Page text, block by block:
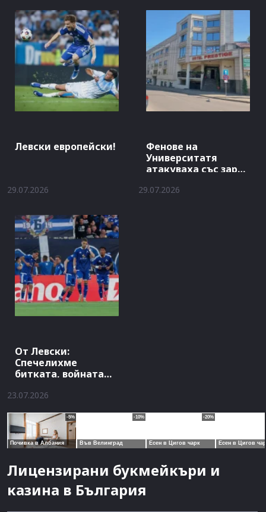
Левски европейски!
29.07.2026
Фенове на
Университатя
атакуваха със заря
29.07.2026
От Левски:
Спечелихме
битката, войната
23.07.2026
Лицензирани букмейкъри и
казина в България